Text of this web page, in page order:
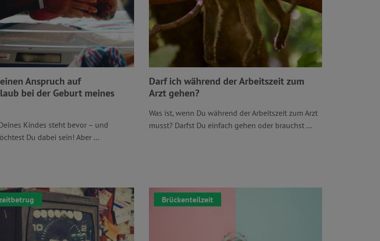
Anspruch auf
bei der Geburt meines
Kindes steht bevor – und
Du dabei sein! Aber ...
Darf ich während der Arbeitszeit zum
Arzt gehen?
Was ist, wenn Du während der Arbeitszeit zum Arzt
musst? Darfst Du einfach gehen oder brauchst ...
Brückenteilzeit